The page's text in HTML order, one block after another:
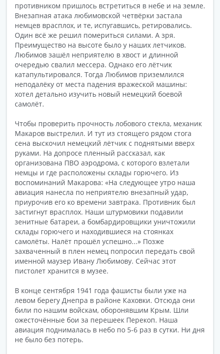
противником пришлось встретиться в небе и на земле.
Внезапная атака любимовской четвёрки застала
немцев врасплох, и те, испугавшись, ретировались.
Один всё же решил помериться силами. А зря.
Преимущество на высоте было у наших летчиков.
Любимов зашёл неприятелю в хвост и длинной
очередью свалил мессера. Однако его лётчик
катапультировался. Тогда Любимов приземлился
неподалёку от места падения вражеской машины:
хотел детально изучить новый немецкий боевой
самолёт.
Чтобы проверить прочность лобового стекла, механик
Макаров выстрелил. И тут из стоящего рядом стога
сена выскочил немецкий лётчик с поднятыми вверх
руками. На допросе пленный рассказал, как
организована ПВО аэродрома, с которого взлетали
немцы и где расположены склады горючего. Из
воспоминаний Макарова: «На следующее утро наша
авиация нанесла по неприятелю внезапный удар,
приурочив его ко времени завтрака. Противник был
застигнут врасплох. Наши штурмовики подавили
зенитные батареи, а бомбардировщики уничтожили
склады горючего и находившиеся на стоянках
самолёты. Налёт прошёл успешно...» Позже
захваченный в плен немец попросил передать свой
именной маузер Ивану Любимову. Сейчас этот
пистолет хранится в музее.
В конце сентября 1941 года фашисты были уже на
левом берегу Днепра в районе Каховки. Отсюда они
били по нашим войскам, оборонявшим Крым. Шли
ожесточённые бои за перешеек Перекоп. Наша
авиация поднималась в небо по 5-6 раз в сутки. Ни дня
не было без потерь.